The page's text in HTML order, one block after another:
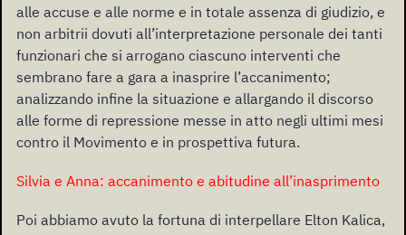
alle accuse e alle norme e in totale assenza di giudizio, e
non arbitrii dovuti all’interpretazione personale dei tanti
funzionari che si arrogano ciascuno interventi che
sembrano fare a gara a inasprire l’accanimento;
analizzando infine la situazione e allargando il discorso
alle forme di repressione messe in atto negli ultimi mesi
contro il Movimento e in prospettiva futura.
Silvia e Anna: accanimento e abitudine all’inasprimento
Poi abbiamo avuto la fortuna di interpellare Elton Kalica,